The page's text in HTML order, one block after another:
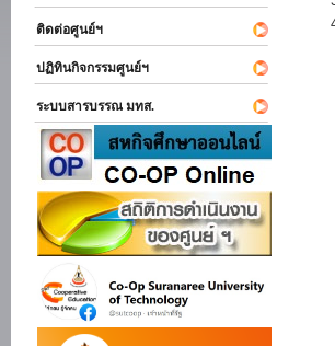
ติดต่อศูนย์ฯ
ปฏิทินกิจกรรมศูนย์ฯ
ระบบสารบรรณ มทส.